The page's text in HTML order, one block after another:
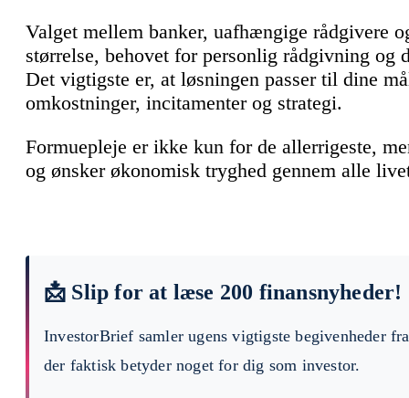
Valget mellem banker, uafhængige rådgivere
størrelse, behovet for personlig rådgivning
Det vigtigste er, at løsningen passer til dine
omkostninger, incitamenter og strategi.
Formuepleje er ikke kun for de allerrigeste,
og ønsker økonomisk tryghed gennem alle
📩 Slip for at læse 200 finansnyheder!
InvestorBrief samler ugens vigtigste begivenheder
der faktisk betyder noget for dig som investor.